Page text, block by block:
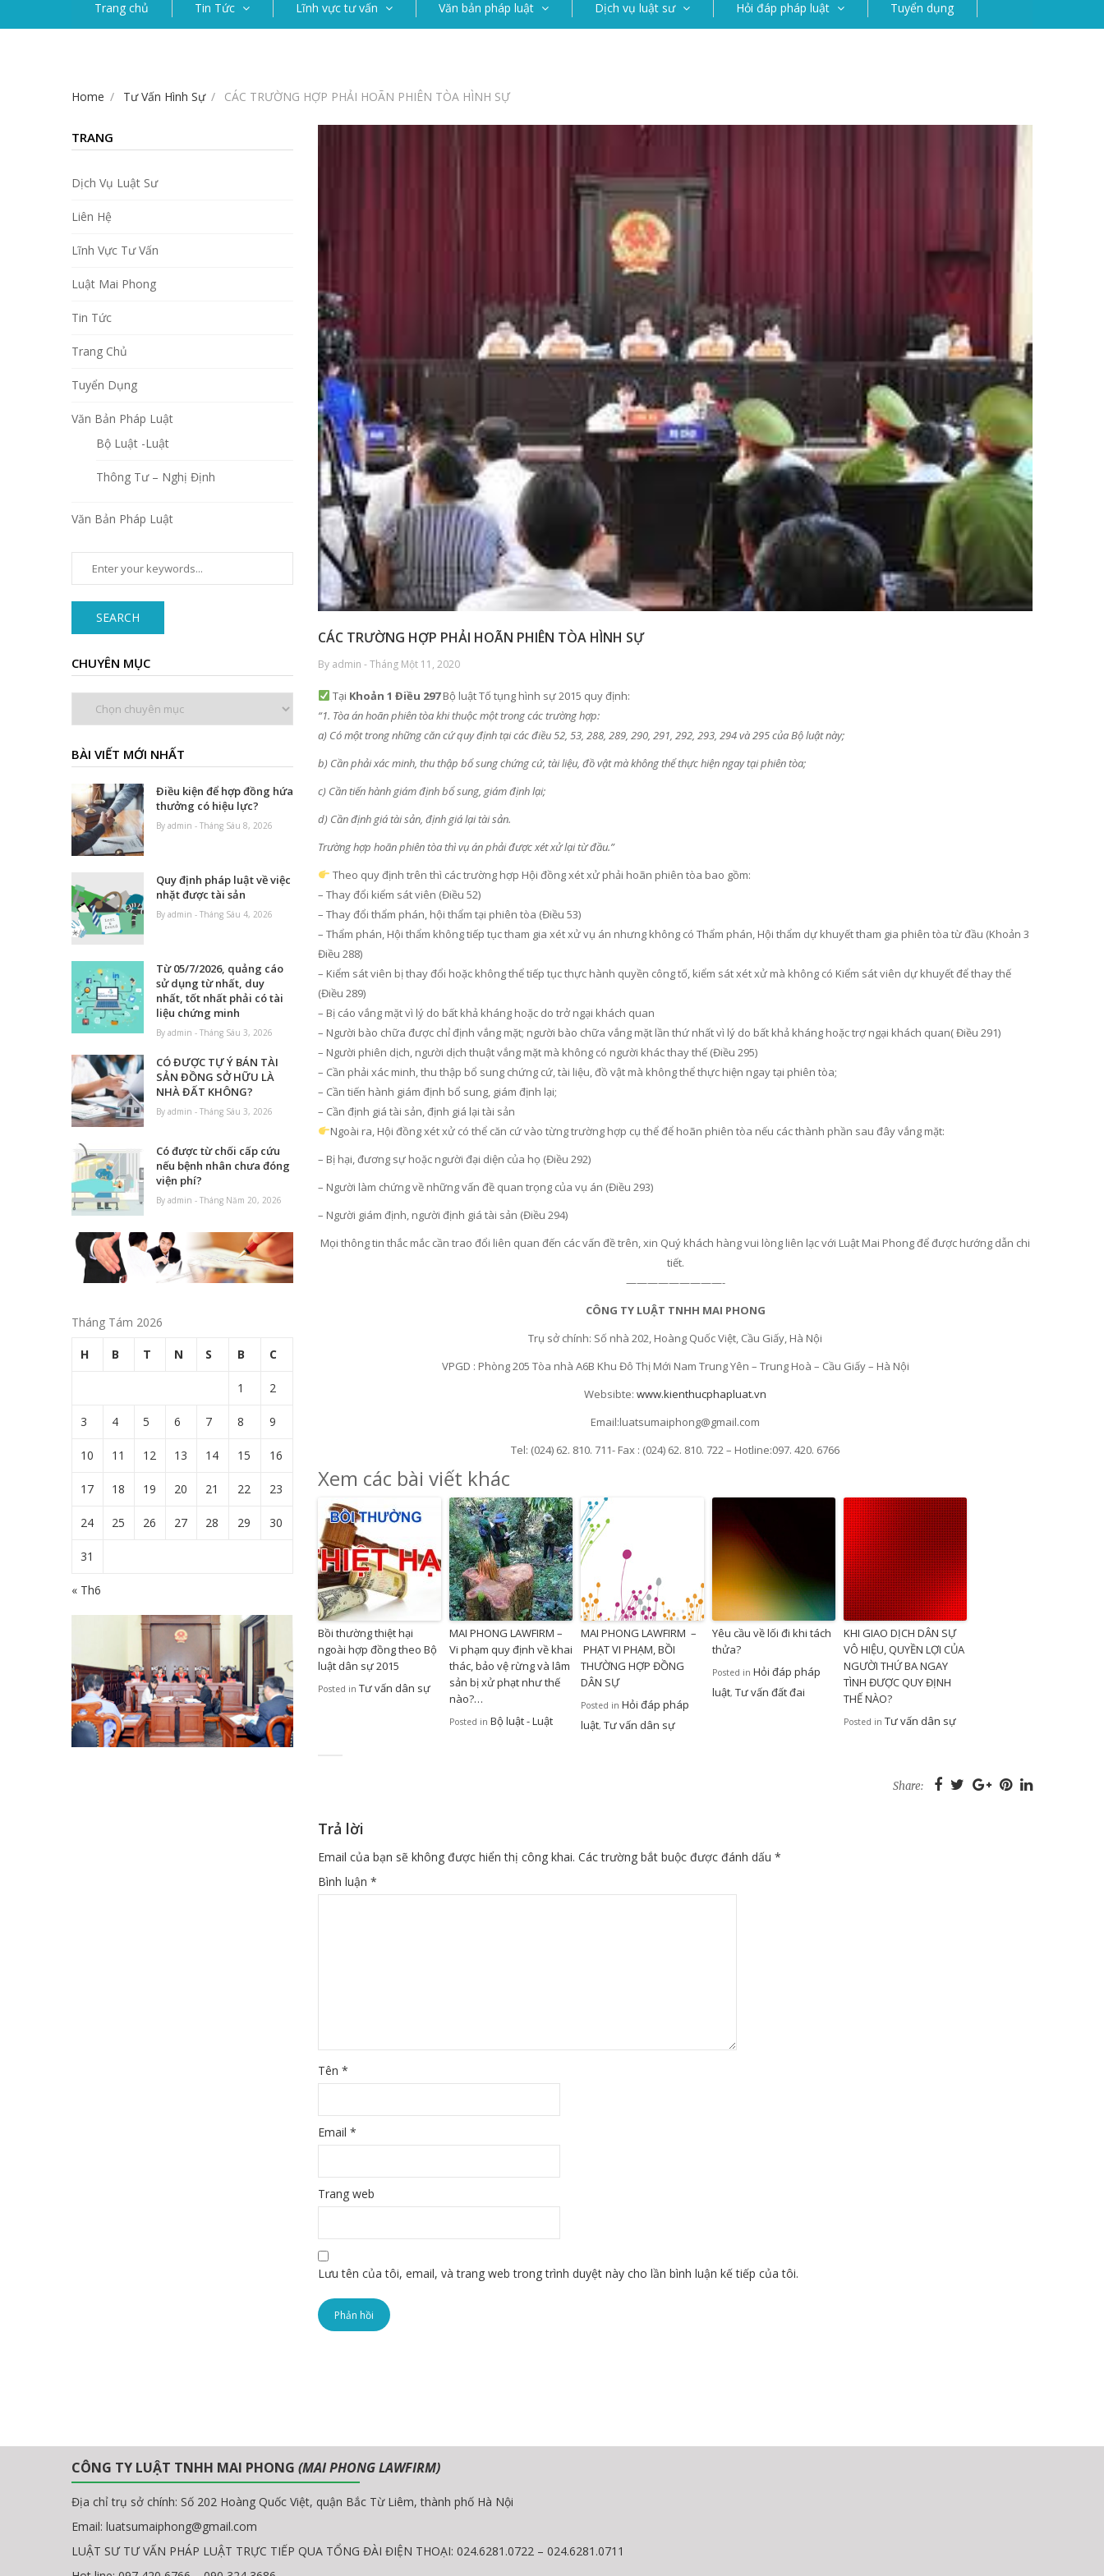
Trang chủ Tin Tức Lĩnh vực tư vấn Văn bản pháp luật Dịch vụ luật sư Hỏi đáp pháp luật Tuyển dụng
Home Tư Vấn Hình Sự CÁC TRƯỜNG HỢP PHẢI HOÃN PHIÊN TÒA HÌNH SỰ
CÁC TRƯỜNG HỢP PHẢI HOÃN PHIÊN TÒA HÌNH SỰ
By admin - Tháng Một 11, 2020
Tại Khoản 1 Điều 297Bộ luật Tố tụng hình sự 2015 quy định:
“1. Tòa án hoãn phiên tòa khi thuộc một trong các trường hợp:
a) Có một trong những căn cứ quy định tại các điều 52, 53, 288, 289, 290, 291, 292, 293, 294 và 295 của Bộ luật này;
b) Cần phải xác minh, thu thập bổ sung chứng cứ, tài liệu, đồ vật mà không thể thực hiện ngay tại phiên tòa;
c) Cần tiến hành giám định bổ sung, giám định lại;
d) Cần định giá tài sản, định giá lại tài sản.
Trường hợp hoãn phiên tòa thì vụ án phải được xét xử lại từ đầu.”
Theo quy định trên thì các trường hợp Hội đồng xét xử phải hoãn phiên tòa bao gồm:
– Thay đổi kiểm sát viên (Điều 52)
– Thay đổi thẩm phán, hội thẩm tại phiên tòa (Điều 53)
– Thẩm phán, Hội thẩm không tiếp tục tham gia xét xử vụ án nhưng không có Thẩm phán, Hội thẩm dự khuyết tham gia phiên tòa từ đầu (Khoản 3
Điều 288)
– Kiểm sát viên bị thay đổi hoặc không thể tiếp tục thực hành quyền công tố, kiểm sát xét xử mà không có Kiểm sát viên dự khuyết để thay thế
(Điều 289)
– Bị cáo vắng mặt vì lý do bất khả kháng hoặc do trở ngại khách quan
– Người bào chữa được chỉ định vắng mặt; người bào chữa vắng mặt lần thứ nhất vì lý do bất khả kháng hoặc trợ ngại khách quan( Điều 291)
– Người phiên dịch, người dịch thuật vắng mặt mà không có người khác thay thế (Điều 295)
– Cần phải xác minh, thu thập bổ sung chứng cứ, tài liệu, đồ vật mà không thể thực hiện ngay tại phiên tòa;
– Cần tiến hành giám định bổ sung, giám định lại;
– Cần định giá tài sản, định giá lại tài sản
Ngoài ra, Hội đồng xét xử có thể căn cứ vào từng trường hợp cụ thể để hoãn phiên tòa nếu các thành phần sau đây vắng mặt:
– Bị hại, đương sự hoặc người đại diện của họ (Điều 292)
– Người làm chứng về những vấn đề quan trọng của vụ án (Điều 293)
– Người giám định, người định giá tài sản (Điều 294)
Mọi thông tin thắc mắc cần trao đổi liên quan đến các vấn đề trên, xin Quý khách hàng vui lòng liên lạc với Luật Mai Phong để được hướng dẫn chi
tiết.
—————————-
CÔNG TY LUẬT TNHH MAI PHONG
Trụ sở chính: Số nhà 202, Hoàng Quốc Việt, Cầu Giấy, Hà Nội
VPGD : Phòng 205 Tòa nhà A6B Khu Đô Thị Mới Nam Trung Yên – Trung Hoà – Cầu Giấy – Hà Nội
Websibte: www.kienthucphapluat.vn
Email:luatsumaiphong@gmail.com
Tel: (024) 62. 810. 711- Fax : (024) 62. 810. 722 – Hotline:097. 420. 6766
Xem các bài viết khác
Bồi thường thiệt hại
ngoài hợp đồng theo Bộ
luật dân sự 2015
Posted in Tư vấn dân sự
MAI PHONG LAWFIRM –
Vi phạm quy định về khai
thác, bảo vệ rừng và lâm
sản bị xử phạt như thế
nào?…
Posted in Bộ luật - Luật
MAI PHONG LAWFIRM –
PHẠT VI PHẠM, BỒI
THƯỜNG HỢP ĐỒNG
DÂN SỰ
Posted in Hỏi đáp pháp
luật, Tư vấn dân sự
Yêu cầu về lối đi khi tách
thửa?
Posted in Hỏi đáp pháp
luật, Tư vấn đất đai
KHI GIAO DỊCH DÂN SỰ
VÔ HIỆU, QUYỀN LỢI CỦA
NGƯỜI THỨ BA NGAY
TÌNH ĐƯỢC QUY ĐỊNH
THẾ NÀO?
Posted in Tư vấn dân sự
Share:
Trả lời
Email của bạn sẽ không được hiển thị công khai. Các trường bắt buộc được đánh dấu *
Bình luận *
Tên *
Email *
Trang web
Lưu tên của tôi, email, và trang web trong trình duyệt này cho lần bình luận kế tiếp của tôi.
TRANG
Dịch Vụ Luật Sư
Liên Hệ
Lĩnh Vực Tư Vấn
Luật Mai Phong
Tin Tức
Trang Chủ
Tuyển Dụng
Văn Bản Pháp Luật
Bộ Luật -Luật
Thông Tư – Nghị Định
Văn Bản Pháp Luật
SEARCH
CHUYÊN MỤC
BÀI VIẾT MỚI NHẤT
Điều kiện để hợp đồng hứa
thưởng có hiệu lực?
By admin - Tháng Sáu 8, 2026
Quy định pháp luật về việc
nhặt được tài sản
By admin - Tháng Sáu 4, 2026
Từ 05/7/2026, quảng cáo
sử dụng từ nhất, duy
nhất, tốt nhất phải có tài
liệu chứng minh
By admin - Tháng Sáu 3, 2026
CÓ ĐƯỢC TỰ Ý BÁN TÀI
SẢN ĐỒNG SỞ HỮU LÀ
NHÀ ĐẤT KHÔNG?
By admin - Tháng Sáu 3, 2026
Có được từ chối cấp cứu
nếu bệnh nhân chưa đóng
viện phí?
By admin - Tháng Năm 20, 2026
Tháng Tám 2026
H B T N S B C
1 2
3 4 5 6 7 8 9
10 11 12 13 14 15 16
17 18 19 20 21 22 23
24 25 26 27 28 29 30
31
« Th6
CÔNG TY LUẬT TNHH MAI PHONG (MAI PHONG LAWFIRM)
Địa chỉ trụ sở chính: Số 202 Hoàng Quốc Việt, quận Bắc Từ Liêm, thành phố Hà Nội
Email: luatsumaiphong@gmail.com
LUẬT SƯ TƯ VẤN PHÁP LUẬT TRỰC TIẾP QUA TỔNG ĐÀI ĐIỆN THOẠI: 024.6281.0722 – 024.6281.0711